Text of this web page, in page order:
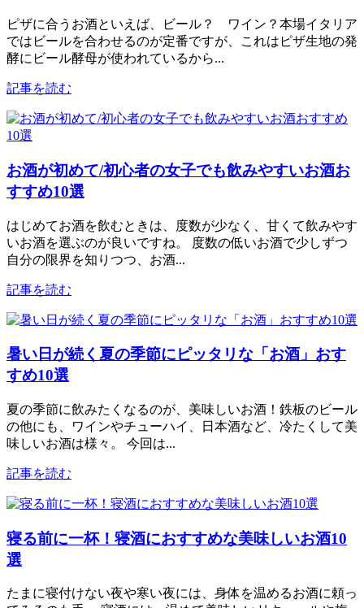
ピザに合うお酒といえば、ビール？ ワイン？本場イタリア
ではビールを合わせるのが定番ですが、これはピザ生地の発
酵にビール酵母が使われているから...
記事を読む
お酒が初めて/初心者の女子でも飲みやすいお酒お
すすめ10選
はじめてお酒を飲むときは、度数が少なく、甘くて飲みやす
いお酒を選ぶのが良いですね。 度数の低いお酒で少しずつ
自分の限界を知りつつ、お酒...
記事を読む
暑い日が続く夏の季節にピッタリな「お酒」おす
すめ10選
夏の季節に飲みたくなるのが、美味しいお酒！鉄板のビール
の他にも、ワインやチューハイ、日本酒など、冷たくして美
味しいお酒は様々。 今回は...
記事を読む
寝る前に一杯！寝酒におすすめな美味しいお酒10
選
たまに寝付けない夜や寒い夜には、身体を温めるお酒に頼っ